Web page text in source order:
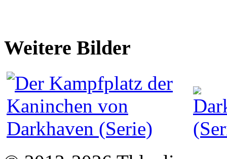
Weitere Bilder